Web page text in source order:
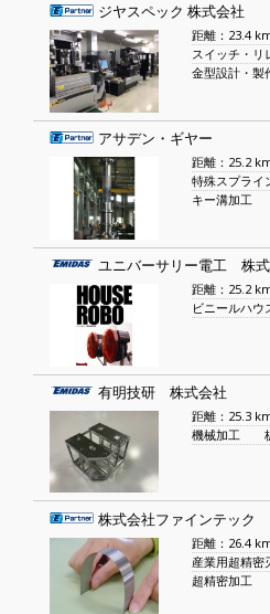
ジヤスペック 株式会社
距離：23.4
スイッチ・リ
金型設計・製
アサデン・ギヤー
距離：25.2
特殊スプライ
キー溝加工
ユニバーサリー電工 株
距離：25.2
ビニールハ
有明技研 株式会社
距離：25.3
機械加工
株式会社ファインテック
距離：26.4
産業用超精密
超精密加工